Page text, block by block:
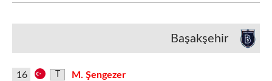
Başakşehir
16
M. Şengezer